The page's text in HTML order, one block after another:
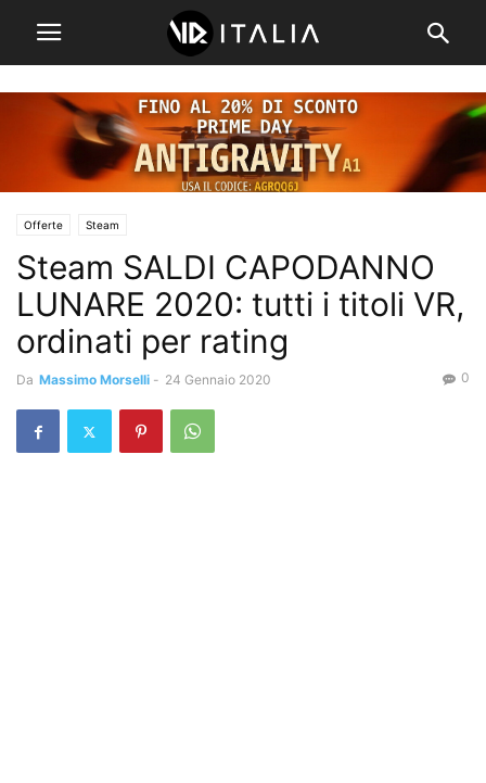
Offerte Steam
Steam SALDI CAPODANNO
LUNARE 2020: tutti i titoli VR,
ordinati per rating
Da Massimo Morselli - 24 Gennaio 2020 0